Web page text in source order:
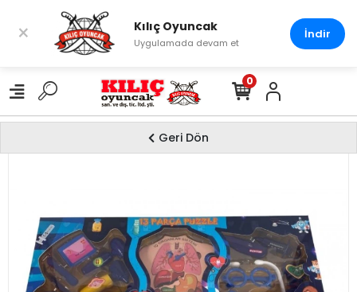
0
Geri Dön
× Kılıç Oyuncak
Uygulamada devam et
İndir